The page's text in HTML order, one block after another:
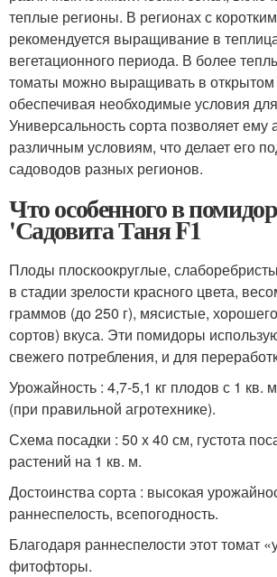
теплые регионы. В регионах с
рекомендуется выращивание в
вегетационного периода. В более
томаты можно выращивать в открытом
обеспечивая необходимые условия
Универсальность сорта позволяет ему
различным условиям, что делает его
садоводов разных регионов.
Что особенного в
'Садовита Таня F1
Плоды плоскоокруглые,
в стадии зрелости красного цвета,
граммов (до 250 г), мясистые,
сортов) вкуса. Эти помидоры
свежего потребления, и для
Урожайность : 4,7-5,1 кг плодов с 1 кв.
(при правильной агротехнике).
Схема посадки : 50 х 40 см, густота
растений на 1 кв. м.
Достоинства сорта : высокая
раннеспелость, всепогодность.
Благодаря раннеспелости этот томат
фитофторы.